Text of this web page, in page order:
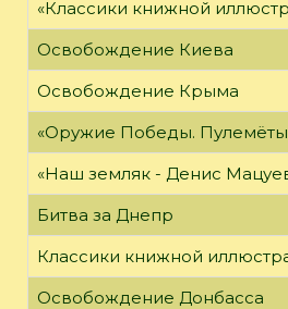
«Классики книжной
Освобождение Киева
Освобождение Крыма
«Оружие Победы.
«Наш земляк - Денис
Битва за Днепр
Классики книжной
Освобождение Донбасса